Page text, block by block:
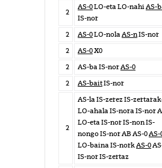
2
AS-0LO-eta LO-nahiAS-
IS-nor
2
AS-0LO-nolaAS-nIS-nor
2
AS-0X0
2
AS-ba IS-norAS-0
2
AS-baitIS-nor
2
AS-la IS-zerez IS-
LO-ahala IS-nora IS-nor
LO-eta IS-nor IS-non IS-
nongo IS-nor AB AS-0AS-
LO-baina IS-norkAS-0
IS-nor IS-zertaz